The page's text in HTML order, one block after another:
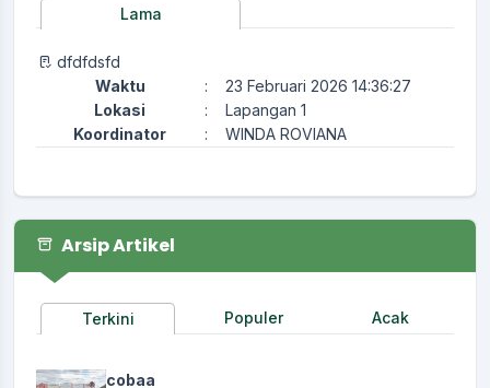
Lama
dfdfdsfd
Waktu
:
23 Februari 2026 14:36:27
Lokasi
:
Lapangan 1
Koordinator
: WINDA ROVIANA
Arsip Artikel
Terkini Populer Acak
cobaa